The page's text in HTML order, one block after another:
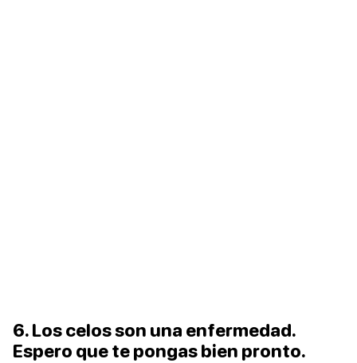
6. Los celos son una enfermedad.
Espero que te pongas bien pronto.